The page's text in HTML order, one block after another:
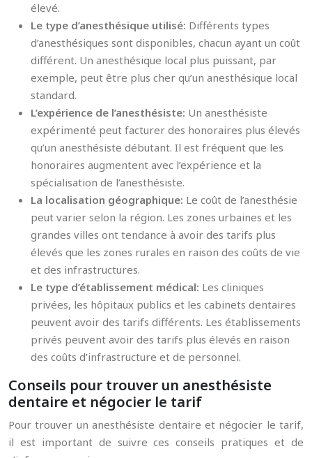
élevé.
Le type d’anesthésique utilisé: Différents types
d’anesthésiques sont disponibles, chacun ayant un coût
différent. Un anesthésique local plus puissant, par
exemple, peut être plus cher qu’un anesthésique local
standard.
L’expérience de l’anesthésiste: Un anesthésiste
expérimenté peut facturer des honoraires plus élevés
qu’un anesthésiste débutant. Il est fréquent que les
honoraires augmentent avec l’expérience et la
spécialisation de l’anesthésiste.
La localisation géographique: Le coût de l’anesthésie
peut varier selon la région. Les zones urbaines et les
grandes villes ont tendance à avoir des tarifs plus
élevés que les zones rurales en raison des coûts de vie
et des infrastructures.
Le type d’établissement médical: Les cliniques
privées, les hôpitaux publics et les cabinets dentaires
peuvent avoir des tarifs différents. Les établissements
privés peuvent avoir des tarifs plus élevés en raison
des coûts d’infrastructure et de personnel.
Conseils pour trouver un anesthésiste
dentaire et négocier le tarif
Pour trouver un anesthésiste dentaire et négocier le tarif,
il est important de suivre ces conseils pratiques et de